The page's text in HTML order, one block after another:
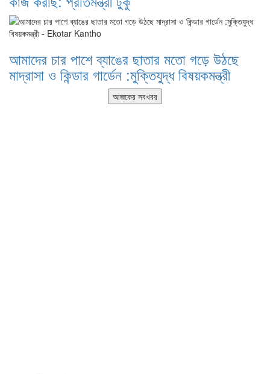
আমাদের চার পাশে ব্যাঙের ছাতার মতো গড়ে উঠছে
মাদ্রাসা ও কিন্ডার গার্ডেন :মুক্তিযুদ্ধ বিষয়কমন্ত্রী